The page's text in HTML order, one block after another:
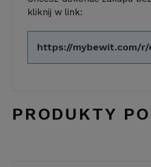
kliknij w link:
https://mybewit.com/r/
PRODUKTY